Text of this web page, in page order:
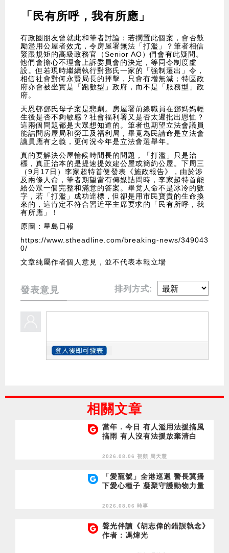
「民有所呼，我有所應」
有政圈朋友曾就此和筆者討論：若擱置此個案，會否鼓
勵濫用公屋者效尤，令房屋署無法「打濫」？筆者相信
緊跟規矩的高級政務官（Senior AO）們會有此疑問。
他們會擔心不理會上訴委員會的決定，等同令制度虛
設。但若現時繼續執行對鄧氏一家的「強制遷出」令，
相信社會對何永賢局長的抨擊，只會有增無減；特區政
府亦會被坐實是「跑數型」政府，而不是「服務型」政
府。
天恩邨鄧氏母子案是悲劇。房屋署前線職員在鄧媽媽輕
生後是否不夠敏感？社會福利署又是否太遲批出恩恤？
這兩個問題都是大眾想知道的。筆者也期望立法會議員
能詰問房屋局和勞工及福利局，畢竟為民請命是立法會
議員應有之義，更何況今年是立法會選舉年。
真的要解決公屋輪候時間長的問題，「打濫」只是治
標，真󠄉正治本的是提速提效建公屋或簡約公屋。下周三
（9月17日）李家超特首便發表《施政報告》，由於涉
及兩條人命，筆者期望當有傳媒詰問時，李家超特首能
給公眾一個完整和滿意的答案。畢竟人命不是冰冷的數
字，若「打濫」成功達標，但卻是用市民寶貴的生命換
來的，這肯定不符合習近平主席要求的「民有所呼，我
有所應」！
原圖：星島日報
https://www.stheadline.com/breaking-news/349043
0/
文章純屬作者個人意見，並不代表本報立場
發表意見 排列方式:
相關文章
當年．今日 有人濫用法援搞風
搞雨 有人沒有法援放棄清白
2026.08.06 視頻 周天慧
「愛寵號」全港巡迴 警長冀播
下愛心種子 凝聚守護動物力量
2026.08.06 時事
聲光伴讀《胡志偉的錯誤執念》
作者：馮煒光